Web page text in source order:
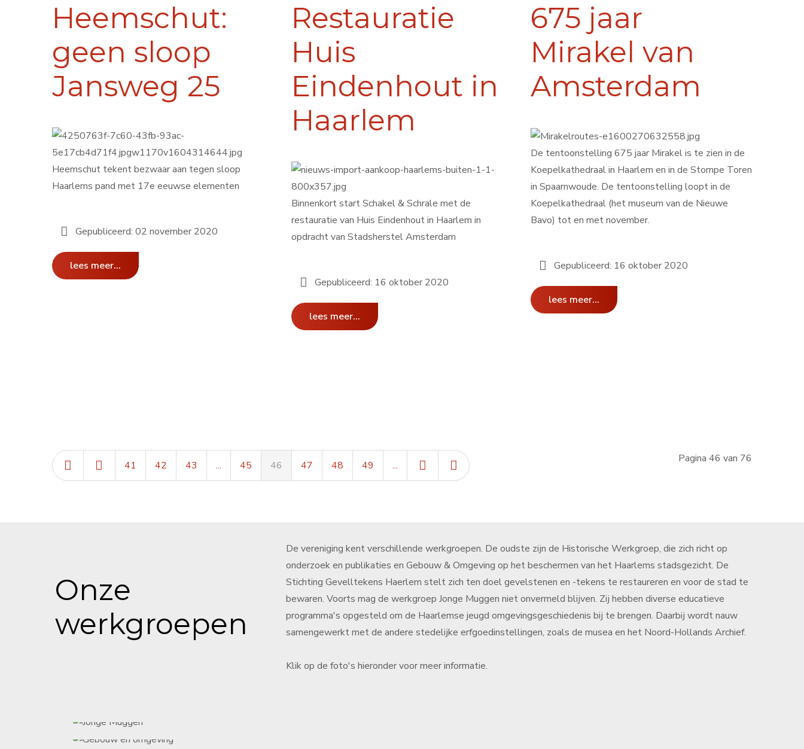
Heemschut:
geen sloop
Jansweg 25
Heemschut tekent bezwaar aan tegen sloop
Haarlems pand met 17e eeuwse elementen
Gepubliceerd: 02 november 2020
lees meer...
Restauratie
Huis
Eindenhout in
Haarlem
Binnenkort start Schakel & Schrale met de
restauratie van Huis Eindenhout in Haarlem in
opdracht van Stadsherstel Amsterdam
Gepubliceerd: 16 oktober 2020
lees meer...
675 jaar
Mirakel van
Amsterdam
De tentoonstelling 675 jaar Mirakel is te zien in de
Koepelkathedraal in Haarlem en in de Stompe Toren
in Spaarnwoude. De tentoonstelling loopt in de
Koepelkathedraal (het museum van de Nieuwe
Bavo) tot en met november.
Gepubliceerd: 16 oktober 2020
lees meer...
Pagina 46 van 76
41 42 43 ... 45 46 47 48 49 ...
Onze
werkgroepen
De vereniging kent verschillende werkgroepen. De oudste zijn de Historische Werkgroep, die zich richt op
onderzoek en publikaties en Gebouw & Omgeving op het beschermen van het Haarlems stadsgezicht. De
Stichting Gevelltekens Haerlem stelt zich ten doel gevelstenen en -tekens te restaureren en voor de stad te
bewaren. Voorts mag de werkgroep Jonge Muggen niet onvermeld blijven. Zij hebben diverse educatieve
programma's opgesteld om de Haarlemse jeugd omgevingsgeschiedenis bij te brengen. Daarbij wordt nauw
samengewerkt met de andere stedelijke erfgoedinstellingen, zoals de musea en het Noord-Hollands Archief.
Klik op de foto's hieronder voor meer informatie.